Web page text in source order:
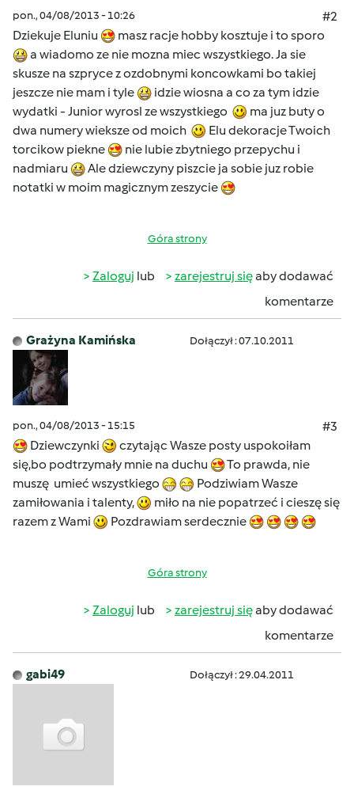
pon., 04/08/2013 - 10:26
#2
Dziekuje Eluniu
masz racje hobby kosztuje i to sporo
a wiadomo ze nie mozna miec wszystkiego. Ja sie
skusze na szpryce z ozdobnymi koncowkami bo takiej
jeszcze nie mam i tyle
idzie wiosna a co za tym idzie
wydatki - Junior wyrosl ze wszystkiego
ma juz buty o
dwa numery wieksze od moich
Elu dekoracje Twoich
torcikow piekne
nie lubie zbytniego przepychu i
nadmiaru
Ale dziewczyny piszcie ja sobie juz robie
notatki w moim magicznym zeszycie
Góra strony
Zaloguj lub zarejestruj sięaby dodawać
komentarze
Grażyna Kamińska Dołączył : 07.10.2011
pon., 04/08/2013 - 15:15
#3
Dziewczynki
czytając Wasze posty uspokoiłam
się,bo podtrzymały mnie na duchu
To prawda, nie
muszę umieć wszystkiego
Podziwiam Wasze
zamiłowania i talenty,
miło na nie popatrzeć i cieszę się
razem z Wami
Pozdrawiam serdecznie
Góra strony
Zaloguj lub zarejestruj sięaby dodawać
komentarze
gabi49 Dołączył : 29.04.2011